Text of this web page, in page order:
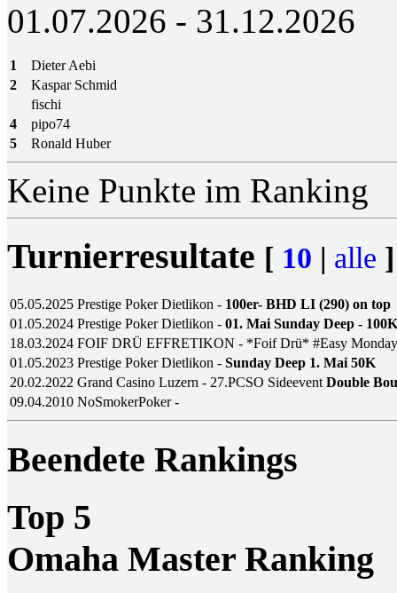
01.07.2026 - 31.12.2026
1
Dieter Aebi
2
Kaspar Schmid
fischi
4
pipo74
5
Ronald Huber
Keine Punkte im Ranking
Turnierresultate [ 10 | alle ]
05.05.2025 Prestige Poker Dietlikon - 100er- BHD LI (290) on top
01.05.2024 Prestige Poker Dietlikon - 01. Mai Sunday Deep -
18.03.2024 FOIF DRÜ EFFRETIKON - *Foif Drü* #Easy
01.05.2023 Prestige Poker Dietlikon - Sunday Deep 1. Mai 50K
20.02.2022 Grand Casino Luzern - 27.PCSO Sideevent Double
09.04.2010 NoSmokerPoker -
Beendete Rankings
Top 5
Omaha Master Ranking